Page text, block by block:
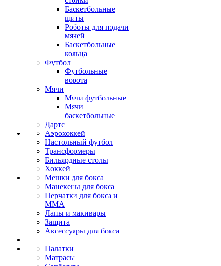
Баскетбольные
щиты
Роботы для подачи
мячей
Баскетбольные
кольца
Футбол
Футбольные
ворота
Мячи
Мячи футбольные
Мячи
баскетбольные
Дартс
Аэрохоккей
Настольный футбол
Трансформеры
Бильярдные столы
Хоккей
Мешки для бокса
Манекены для бокса
Перчатки для бокса и
MMA
Лапы и макивары
Защита
Аксессуары для бокса
Палатки
Матрасы